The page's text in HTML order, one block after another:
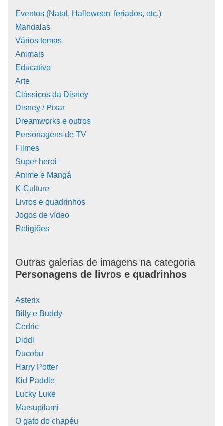
Eventos (Natal, Halloween, feriados, etc.)
Mandalas
Vários temas
Animais
Educativo
Arte
Clássicos da Disney
Disney / Pixar
Dreamworks e outros
Personagens de TV
Filmes
Super heroi
Anime e Mangá
K-Culture
Livros e quadrinhos
Jogos de vídeo
Religiões
Outras galerias de imagens na categoria
Personagens de livros e quadrinhos
Asterix
Billy e Buddy
Cedric
Diddl
Ducobu
Harry Potter
Kid Paddle
Lucky Luke
Marsupilami
O gato do chapéu